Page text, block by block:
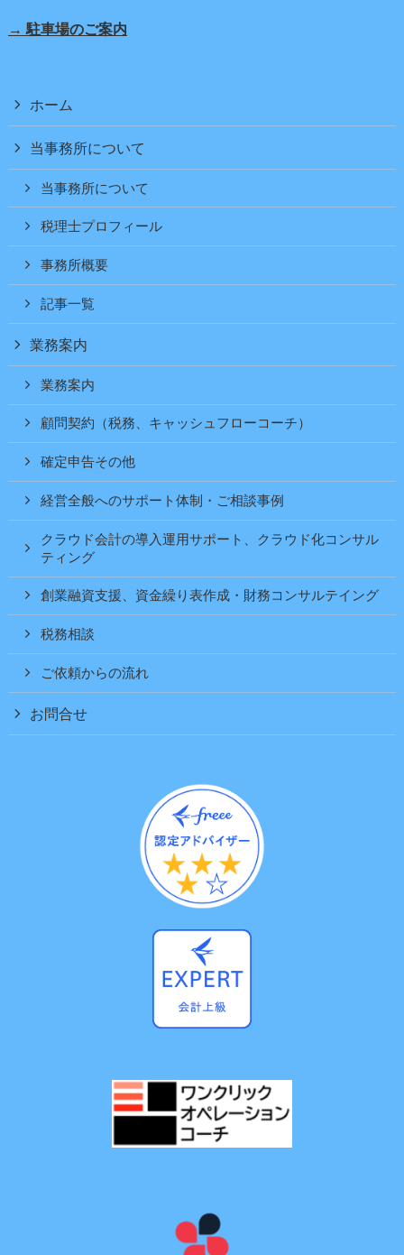
→ 駐車場のご案内
ホーム
当事務所について
当事務所について
税理士プロフィール
事務所概要
記事一覧
業務案内
業務案内
顧問契約（税務、キャッシュフローコーチ）
確定申告その他
経営全般へのサポート体制・ご相談事例
クラウド会計の導入運用サポート、クラウド化コンサル
ティング
創業融資支援、資金繰り表作成・財務コンサルテイング
税務相談
ご依頼からの流れ
お問合せ